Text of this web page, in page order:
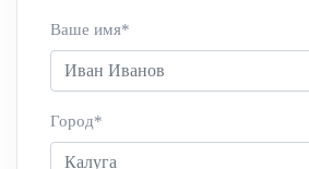
Ваше имя*
Город*